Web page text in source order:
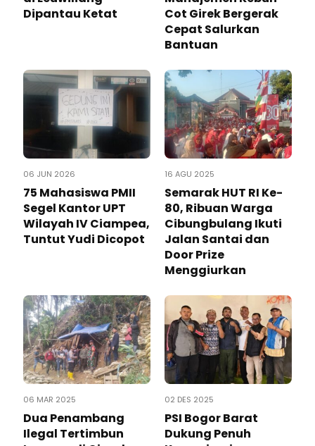
Dipantau Ketat
Cot Girek Bergerak
Cepat Salurkan
Bantuan
06 JUN 2026
75 Mahasiswa PMII
Segel Kantor UPT
Wilayah IV Ciampea,
Tuntut Yudi Dicopot
16 AGU 2025
Semarak HUT RI Ke-
80, Ribuan Warga
Cibungbulang Ikuti
Jalan Santai dan
Door Prize
Menggiurkan
06 MAR 2025
Dua Penambang
Ilegal Tertimbun
02 DES 2025
PSI Bogor Barat
Dukung Penuh